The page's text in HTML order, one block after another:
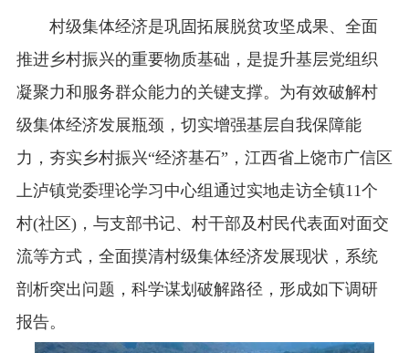
村级集体经济是巩固拓展脱贫攻坚成果、全面
推进乡村振兴的重要物质基础，是提升基层党组织
凝聚力和服务群众能力的关键支撑。为有效破解村
级集体经济发展瓶颈，切实增强基层自我保障能
力，夯实乡村振兴“经济基石”，江西省上饶市广信区
上泸镇党委理论学习中心组通过实地走访全镇11个
村(社区)，与支部书记、村干部及村民代表面对面交
流等方式，全面摸清村级集体经济发展现状，系统
剖析突出问题，科学谋划破解路径，形成如下调研
报告。